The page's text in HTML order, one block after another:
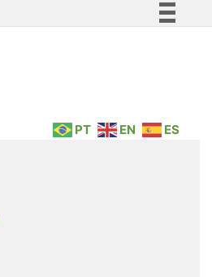
Legislação
PT EN ES